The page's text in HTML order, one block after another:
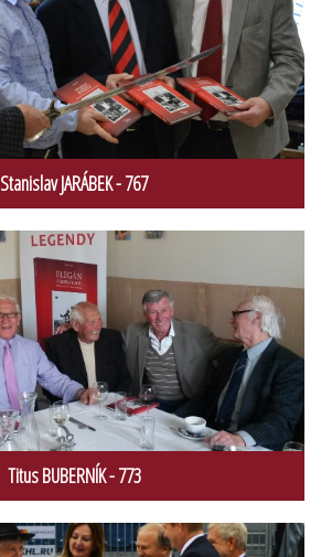
Stanislav JARÁBEK - 767
Titus BUBERNÍK - 773